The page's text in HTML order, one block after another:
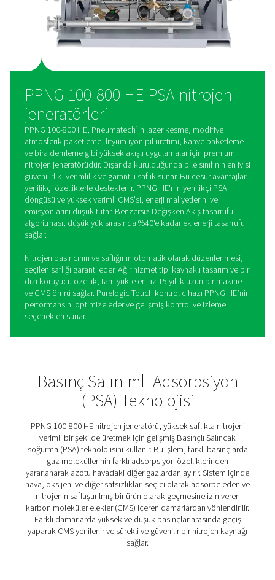
PPNG 100-800 HE PSA
jeneratörleri
PPNG 100-800 HE, Pneumatech’in lazer kesme,
atmosferik paketleme, lityum iyon pil üretimi, kahve
ve bira demleme gibi yüksek akışlı uygulamalar için
nitrojen jeneratörüdür. Dışarıda kurulduğunda bile
güvenilirlik, verimlilik ve garantili saflık sunar. Bu cesur
yenilikçi özelliklerle desteklenir. PPNG HE'nin yenilikçi
döngüsü ve yüksek verimli CMS'si, enerji maliyetlerini ve
emisyonlarını düşük tutar. Benzersiz Değişken Akış
algoritması, düşük yük sırasında %40'e kadar ek enerji